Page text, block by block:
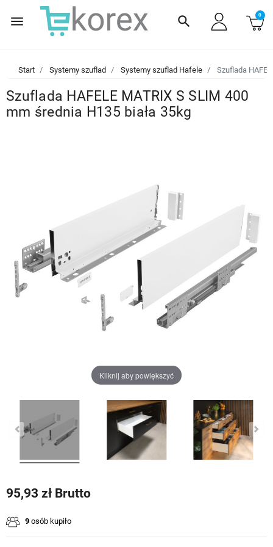
menu search 0
Start Systemy szuflad Systemy szuflad Hafele Szuflada
Szuflada HAFELE MATRIX S SLIM 400
mm średnia H135 biała 35kg
Kliknij aby powiększyć
95,93 zł Brutto
9 osób kupiło